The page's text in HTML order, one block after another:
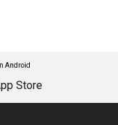
Android